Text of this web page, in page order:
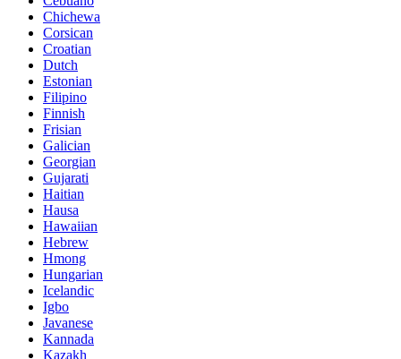
Chichewa
Corsican
Croatian
Dutch
Estonian
Filipino
Finnish
Frisian
Galician
Georgian
Gujarati
Haitian
Hausa
Hawaiian
Hebrew
Hmong
Hungarian
Icelandic
Igbo
Javanese
Kannada
Kazakh